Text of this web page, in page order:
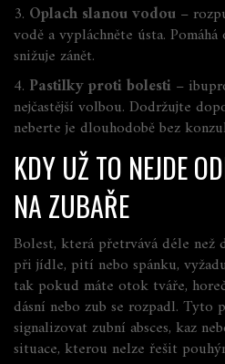
3. Oplach slanou vodou –
vodě a vypláchněte ústa.
snižuje zánět.
4. Pastilky proti bolesti –
nejčastější volbou. Dodržujte
neberte je dlouhodobě bez
KDY UŽ TO NEJDE
NA ZUBAŘE
Bolest, která přetrvává déle než
při jídle, pití nebo spánku,
tak pokud máte otok tváře,
dásní nebo zub se rozpadl. Tyto
signalizovat zubní absces, kaz
situace, kterou nelze řešit